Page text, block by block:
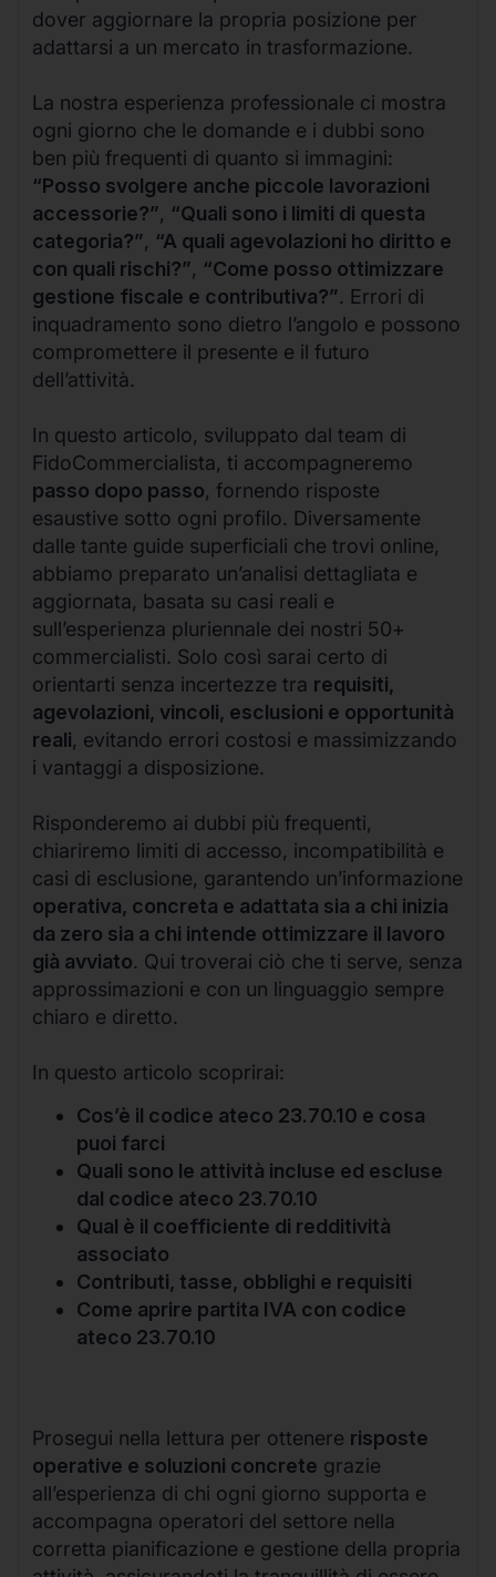
dover aggiornare la propria posizione per
adattarsi a un mercato in trasformazione.
La nostra esperienza professionale ci mostra
ogni giorno che le domande e i dubbi sono
ben più frequenti di quanto si immagini:
“Posso svolgere anche piccole lavorazioni
accessorie?”, “Quali sono i limiti di questa
categoria?”, “A quali agevolazioni ho diritto e
con quali rischi?”, “Come posso ottimizzare
gestione fiscale e contributiva?”. Errori di
inquadramento sono dietro l’angolo e possono
compromettere il presente e il futuro
dell’attività.
In questo articolo, sviluppato dal team di
FidoCommercialista, ti accompagneremo
passo dopo passo, fornendo risposte
esaustive sotto ogni profilo. Diversamente
dalle tante guide superficiali che trovi online,
abbiamo preparato un’analisi dettagliata e
aggiornata, basata su casi reali e
sull’esperienza pluriennale dei nostri 50+
commercialisti. Solo così sarai certo di
orientarti senza incertezze tra requisiti,
agevolazioni, vincoli, esclusioni e opportunità
reali, evitando errori costosi e massimizzando
i vantaggi a disposizione.
Risponderemo ai dubbi più frequenti,
chiariremo limiti di accesso, incompatibilità e
casi di esclusione, garantendo un’informazione
operativa, concreta e adattata sia a chi inizia
da zero sia a chi intende ottimizzare il lavoro
già avviato. Qui troverai ciò che ti serve, senza
approssimazioni e con un linguaggio sempre
chiaro e diretto.
In questo articolo scoprirai:
Cos’è il codice ateco 23.70.10 e cosa
puoi farci
Quali sono le attività incluse ed escluse
dal codice ateco 23.70.10
Qual è il coefficiente di redditività
associato
Contributi, tasse, obblighi e requisiti
Come aprire partita IVA con codice
ateco 23.70.10
Prosegui nella lettura per ottenere risposte
operative e soluzioni concrete grazie
all’esperienza di chi ogni giorno supporta e
accompagna operatori del settore nella
corretta pianificazione e gestione della propria